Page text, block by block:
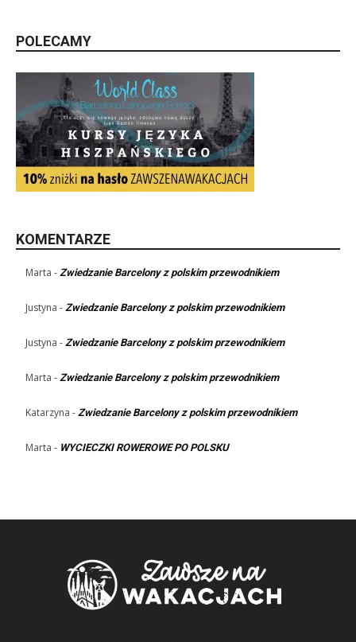
POLECAMY
KOMENTARZE
Marta - Zwiedzanie Barcelony z polskim przewodnikiem
Justyna - Zwiedzanie Barcelony z polskim przewodnikiem
Justyna - Zwiedzanie Barcelony z polskim przewodnikiem
Marta - Zwiedzanie Barcelony z polskim przewodnikiem
Katarzyna - Zwiedzanie Barcelony z polskim przewodnikiem
Marta - WYCIECZKI ROWEROWE PO POLSKU